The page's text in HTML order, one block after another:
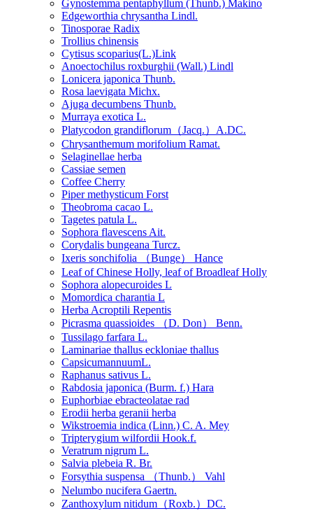
Gynostemma pentaphyllum (Thunb.) Makino
Edgeworthia chrysantha Lindl.
Tinosporae Radix
Trollius chinensis
Cytisus scoparius(L.)Link
Anoectochilus roxburghii (Wall.) Lindl
Lonicera japonica Thunb.
Rosa laevigata Michx.
Ajuga decumbens Thunb.
Murraya exotica L.
Platycodon grandiflorum（Jacq.）A.DC.
Chrysanthemum morifolium Ramat.
Selaginellae herba
Cassiae semen
Coffee Cherry
Piper methysticum Forst
Theobroma cacao L.
Tagetes patula L.
Sophora flavescens Ait.
Corydalis bungeana Turcz.
Ixeris sonchifolia （Bunge） Hance
Leaf of Chinese Holly, leaf of Broadleaf Holly
Sophora alopecuroides L
Momordica charantia L
Herba Acroptili Repentis
Picrasma quassioides （D. Don） Benn.
Tussilago farfara L.
Laminariae thallus eckloniae thallus
CapsicumannuumL.
Raphanus sativus L.
Rabdosia japonica (Burm. f.) Hara
Euphorbiae ebracteolatae rad
Erodii herba geranii herba
Wikstroemia indica (Linn.) C. A. Mey
Tripterygium wilfordii Hook.f.
Veratrum nigrum L.
Salvia plebeia R. Br.
Forsythia suspensa （Thunb.） Vahl
Nelumbo nucifera Gaertn.
Zanthoxylum nitidum（Roxb.）DC.